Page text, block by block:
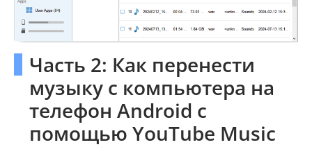
Часть 2: Как перенести
музыку с компьютера на
телефон Android с
помощью YouTube Music